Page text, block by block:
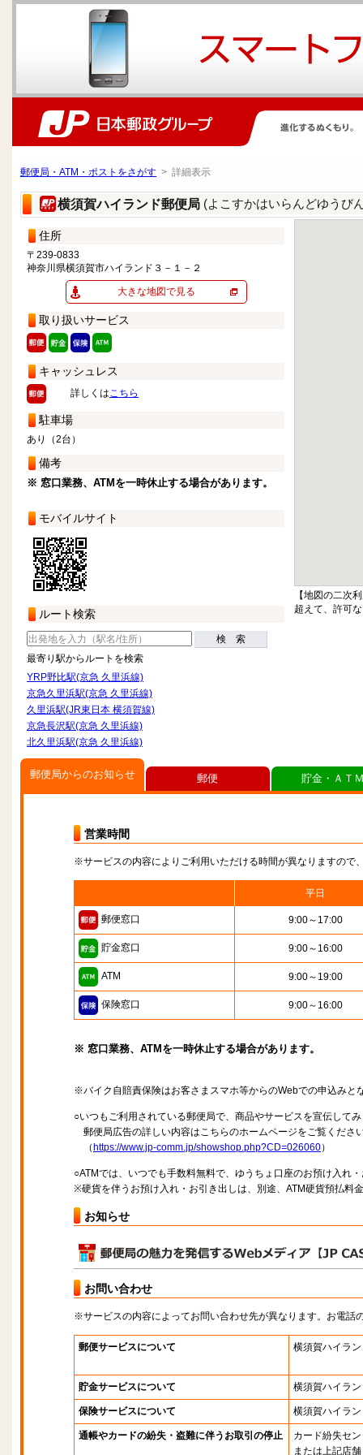
郵便局・ATM・ポストをさがす > 詳細表示
横須賀ハイランド郵便局 (よこすかはいらんどゆうび
住所
〒239-0833
神奈川県横須賀市ハイランド３－１－２
大きな地図で見る
取り扱いサービス
キャッシュレス
詳しくはこちら
駐車場
あり（2台）
備考
※ 窓口業務、ATMを一時休止する場合があります。
モバイルサイト
ルート検索
検 索
最寄り駅からルートを検索
YRP野比駅(京急 久里浜線)
京急久里浜駅(京急 久里浜線)
久里浜駅(JR東日本 横須賀線)
京急長沢駅(京急 久里浜線)
北久里浜駅(京急 久里浜線)
【地図の二次
超えて、許可
郵便局からのお知らせ
営業時間
※サービスの内容によりご利用いただける時間が異なりますので
平日
郵便窓口 9:00～17:00
貯金窓口 9:00～16:00
ATM 9:00～19:00
保険窓口 9:00～16:00
※ 窓口業務、ATMを一時休止する場合があります。
※バイク自賠責保険はお客さまスマホ等からのWebでの申込みと
○いつもご利用されている郵便局で、商品やサービスを宣伝して
郵便局広告の詳しい内容はこちらのホームページをご覧くださ
（ https://www.jp-comm.jp/showshop.php?CD=026060）
○ATMでは、いつでも手数料無料で、ゆうちょ口座のお預け入れ
※硬貨を伴うお預け入れ・お引き出しは、別途、ATM硬貨預払料
お知らせ
お問い合わせ
※サービスの内容によってお問い合わせ先が異なります。お電話
郵便サービスについて 横須賀ハイラ
貯金サービスについて 横須賀ハイラ
保険サービスについて 横須賀ハイラ
通帳やカードの紛失・盗難に伴うお取引の停止
カード紛失セ
または上記店舗
郵便 貯金・ＡＴ